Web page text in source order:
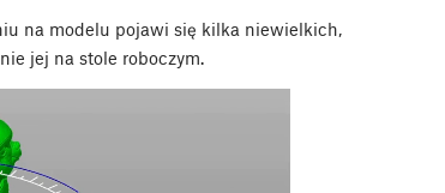
na modelu pojawi się kilka niewielkich,
jej na stole roboczym.